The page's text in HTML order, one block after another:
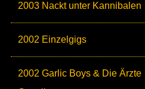
2003 Nackt unter Kannibalen
2002 Einzelgigs
2002 Garlic Boys & Die Ärzte